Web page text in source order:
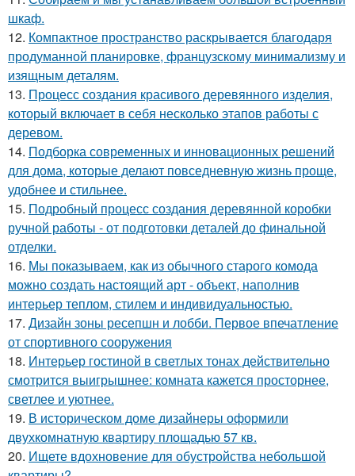
шкаф.
12. Компактное пространство раскрывается благодаря
продуманной планировке, французскому минимализму и
изящным деталям.
13. Процесс создания красивого деревянного изделия,
который включает в себя несколько этапов работы с
деревом.
14. Подборка современных и инновационных решений
для дома, которые делают повседневную жизнь проще,
удобнее и стильнее.
15. Подробный процесс создания деревянной коробки
ручной работы - от подготовки деталей до финальной
отделки.
16. Мы показываем, как из обычного старого комода
можно создать настоящий арт - объект, наполнив
интерьер теплом, стилем и индивидуальностью.
17. Дизайн зоны ресепшн и лобби. Первое впечатление
от спортивного сооружения
18. Интерьер гостиной в светлых тонах действительно
смотрится выигрышнее: комната кажется просторнее,
светлее и уютнее.
19. В историческом доме дизайнеры оформили
двухкомнатную квартиру площадью 57 кв.
20. Ищете вдохновение для обустройства небольшой